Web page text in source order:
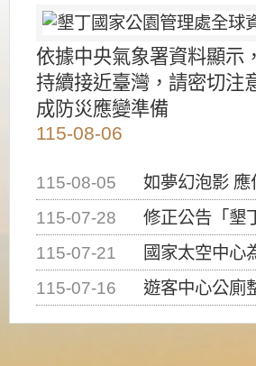
依據中央氣象署資料顯示
持續接近臺灣，請密切注
成防災應變準備
115-08-06
115-08-05
如夢幻泡影 應
115-07-28
修正公告「墾丁國家公園限制水域遊憩活動之
115-07-21
國家太空中心為辦理2026台灣盃火箭競賽，陸、海、
115-07-16
遊客中心公廁